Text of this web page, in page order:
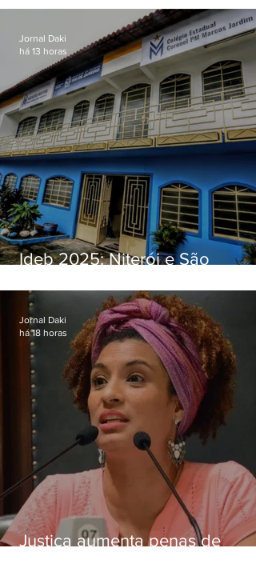
Ideb 2025: Niterói e São
distintos no ensino médio; veja
Jornal Daki
há 13 horas
Justiça aumenta penas de
Jornal Daki
há 18 horas